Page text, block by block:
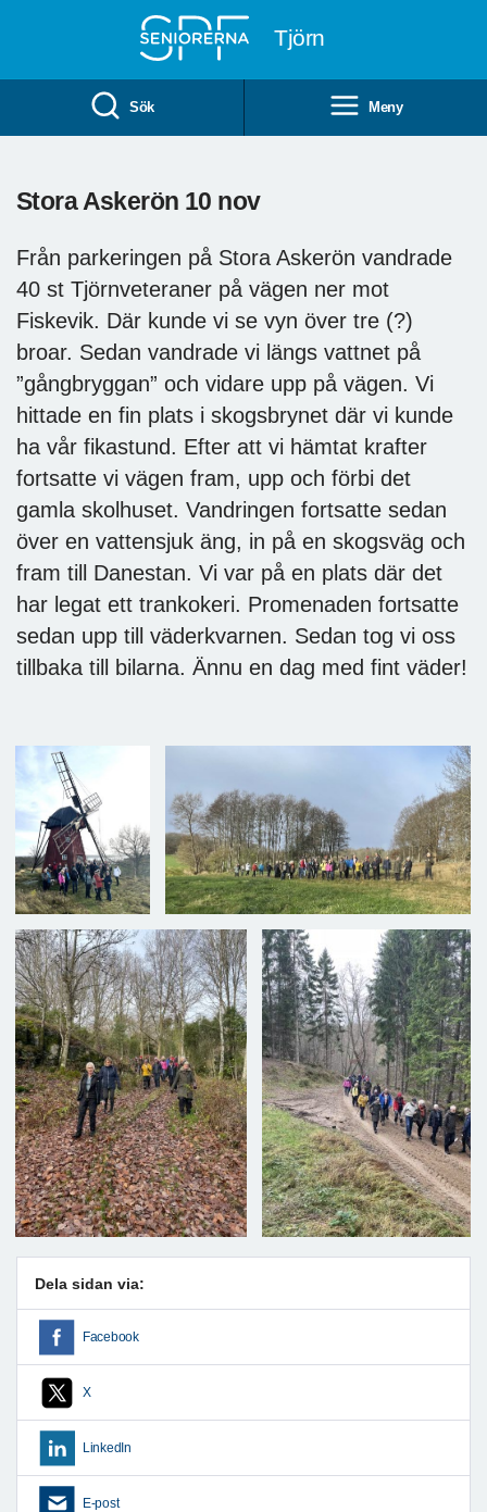
Tjörn
Sök Meny
Stora Askerön 10 nov
Från parkeringen på Stora Askerön vandrade
40 st Tjörnveteraner på vägen ner mot
Fiskevik. Där kunde vi se vyn över tre (?)
broar. Sedan vandrade vi längs vattnet på
”gångbryggan” och vidare upp på vägen. Vi
hittade en fin plats i skogsbrynet där vi kunde
ha vår fikastund. Efter att vi hämtat krafter
fortsatte vi vägen fram, upp och förbi det
gamla skolhuset. Vandringen fortsatte sedan
över en vattensjuk äng, in på en skogsväg och
fram till Danestan. Vi var på en plats där det
har legat ett trankokeri. Promenaden fortsatte
sedan upp till väderkvarnen. Sedan tog vi oss
tillbaka till bilarna. Ännu en dag med fint väder!
Dela sidan via:
Facebook
X
LinkedIn
E-post